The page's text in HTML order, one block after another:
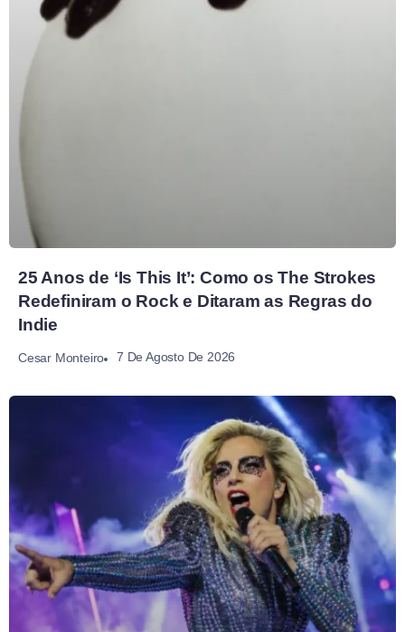
25 Anos de ‘Is This It’: Como os The Strokes
Redefiniram o Rock e Ditaram as Regras do
Indie
Cesar Monteiro 7 De Agosto De 2026